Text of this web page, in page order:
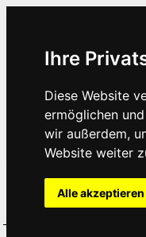
Ihre
Diese Website
ermöglichen
wir außerdem,
Website weiter
Alle akzeptieren